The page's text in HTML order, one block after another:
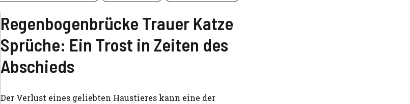
Regenbogenbrücke Trauer Katze
Sprüche: Ein Trost in Zeiten des
Abschieds
Der Verlust eines geliebten Haustieres kann eine der